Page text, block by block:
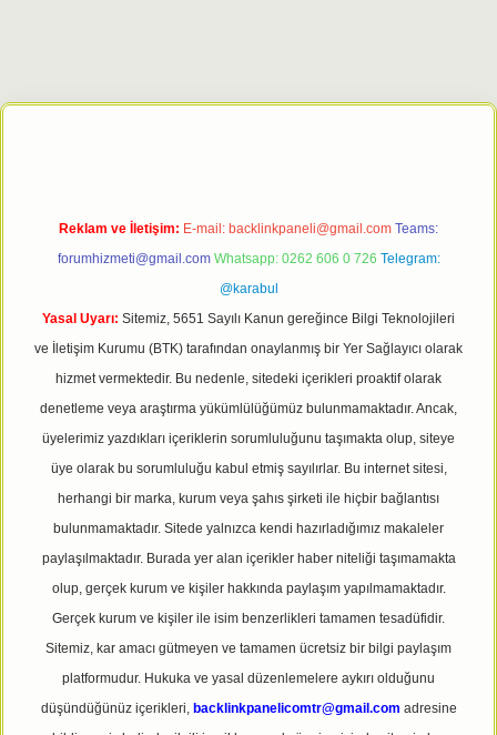
adresitulipbett.net
Reklam ve İletişim: E-mail: backlinkpaneli@gmail.com Teams:
forumhizmeti@gmail.com Whatsapp: 0262 606 0 726 Telegram:
@karabul
Yasal Uyarı: Sitemiz, 5651 Sayılı Kanun gereğince Bilgi Teknolojileri
ve İletişim Kurumu (BTK) tarafından onaylanmış bir Yer Sağlayıcı olarak
hizmet vermektedir. Bu nedenle, sitedeki içerikleri proaktif olarak
denetleme veya araştırma yükümlülüğümüz bulunmamaktadır. Ancak,
üyelerimiz yazdıkları içeriklerin sorumluluğunu taşımakta olup, siteye
üye olarak bu sorumluluğu kabul etmiş sayılırlar. Bu internet sitesi,
herhangi bir marka, kurum veya şahıs şirketi ile hiçbir bağlantısı
bulunmamaktadır. Sitede yalnızca kendi hazırladığımız makaleler
paylaşılmaktadır. Burada yer alan içerikler haber niteliği taşımamakta
olup, gerçek kurum ve kişiler hakkında paylaşım yapılmamaktadır.
Gerçek kurum ve kişiler ile isim benzerlikleri tamamen tesadüfidir.
Sitemiz, kar amacı gütmeyen ve tamamen ücretsiz bir bilgi paylaşım
platformudur. Hukuka ve yasal düzenlemelere aykırı olduğunu
düşündüğünüz içerikleri, backlinkpanelicomtr@gmail.com adresine